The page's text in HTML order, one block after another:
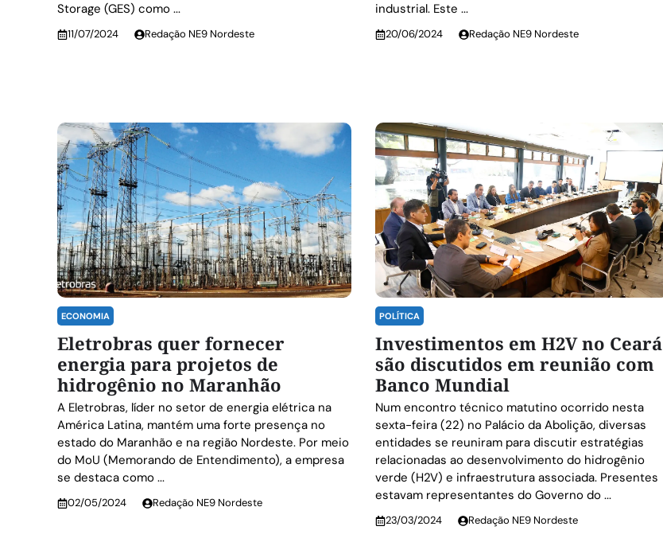
Storage (GES) como ...
11/07/2024 Redação NE9 Nordeste
industrial. Este ...
20/06/2024 Redação NE9 Nordeste
ECONOMIA
Eletrobras quer fornecer
energia para projetos de
hidrogênio no Maranhão
A Eletrobras, líder no setor de energia elétrica na
América Latina, mantém uma forte presença no
estado do Maranhão e na região Nordeste. Por meio
do MoU (Memorando de Entendimento), a empresa
se destaca como ...
02/05/2024 Redação NE9 Nordeste
POLÍTICA
Investimentos em H2V no Ceará
são discutidos em reunião com
Banco Mundial
Num encontro técnico matutino ocorrido nesta
sexta-feira (22) no Palácio da Abolição, diversas
entidades se reuniram para discutir estratégias
relacionadas ao desenvolvimento do hidrogênio
verde (H2V) e infraestrutura associada. Presentes
estavam representantes do Governo do ...
23/03/2024 Redação NE9 Nordeste